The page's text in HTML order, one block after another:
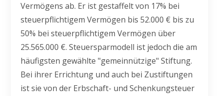
Vermögens ab. Er ist gestaffelt von 17% bei
steuerpflichtigem Vermögen bis 52.000 € bis zu
50% bei steuerpflichtigem Vermögen über
25.565.000 €. Steuersparmodell ist jedoch die am
häufigsten gewählte "gemeinnützige" Stiftung.
Bei ihrer Errichtung und auch bei Zustiftungen
ist sie von der Erbschaft- und Schenkungsteuer